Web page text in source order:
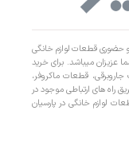
و حضوری قطعات لوازم خانگی
میباشد. برای خرید
قطعات ماکروفر،
های ارتباطی موجود در
لوازم خانگی در پارسیان